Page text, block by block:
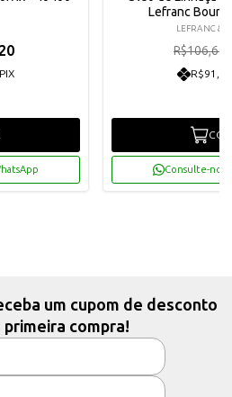
Lefranc
LEFRANC &
R$106,67
Consulte-nos
um cupom de desconto
primeira compra!